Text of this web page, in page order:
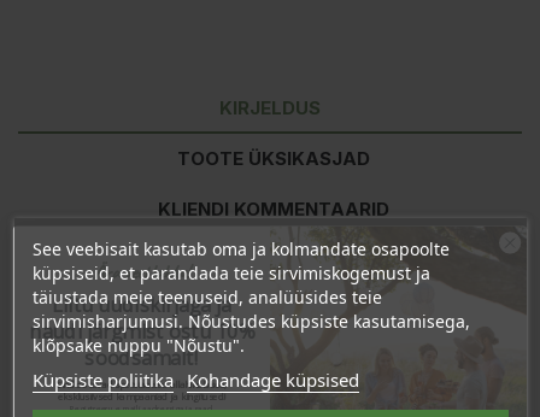
KIRJELDUS
TOOTE ÜKSIKASJAD
KLIENDI KOMMENTAARID
Koostisosad:Rosmarinus Officinalis Flower/Leaf/Stem Water,
Potassium Sorbate, Sodium Benzoate, Linalool.
Kasutamine:pihustada kas otse näonahale või vatipadjakesele.
Valmistatud Itaalias.
See veebisait kasutab oma ja kolmandate osapoolte
küpsiseid, et parandada teie sirvimiskogemust ja
täiustada meie teenuseid, analüüsides teie
sirvimisharjumusi. Nõustudes küpsiste kasutamisega,
klõpsake nuppu "Nõustu".
Küpsiste poliitika Kohandage küpsised
Ära veel lahku!
Liitu uudiskirjaga ja
naudi järgmist ostu 10%
soodsamalt!
Sind ootavad spetsiaalsed allahindlused,
eksklusiivsed kampaaniad ja kingitused!
Registreeru e-maili aadressiga ja saad